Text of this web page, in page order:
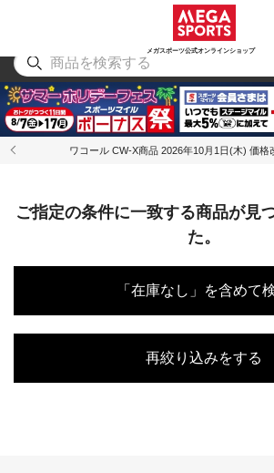
メガスポーツ公式オンラインショップ
アウトドア
ワコール CW-X商品 2026年10月1日(木) 価格
ご指定の条件に一致する商品が見
た。
「在庫なし」を含めて
再絞り込みをする